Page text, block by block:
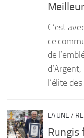
C’est
ce
de
l’élite
LA UNE /
Rungis